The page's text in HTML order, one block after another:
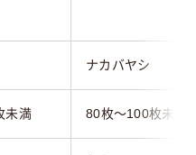
ナカバヤシ
未満 80枚～100枚未満